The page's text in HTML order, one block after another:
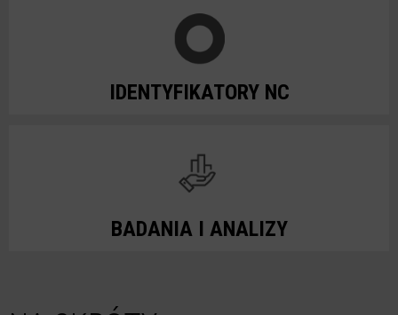
IDENTYFIKATORY NC
BADANIA I ANALIZY